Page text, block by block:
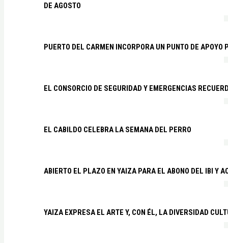
DE AGOSTO
PUERTO DEL CARMEN INCORPORA UN PUNTO DE
EL CONSORCIO DE SEGURIDAD Y EMERGENCIAS
EL CABILDO CELEBRA LA SEMANA DEL PERRO
ABIERTO EL PLAZO EN YAIZA PARA EL ABONO DEL IBI Y
YAIZA EXPRESA EL ARTE Y, CON ÉL, LA DIVERSIDAD